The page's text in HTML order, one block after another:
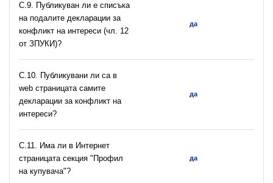
C.9. Публикуван ли е списъка
на подалите декларации за
конфликт на интереси (чл. 12
от ЗПУКИ)?
да
C.10. Публикувани ли са в
web страницата самите
декларации за конфликт на
интереси?
да
C.11. Има ли в Интернет
страницата секция "Профил
на купувача"?
да